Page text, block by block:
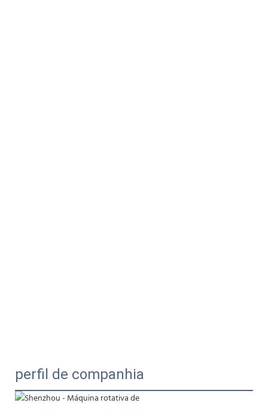
perfil de companhia